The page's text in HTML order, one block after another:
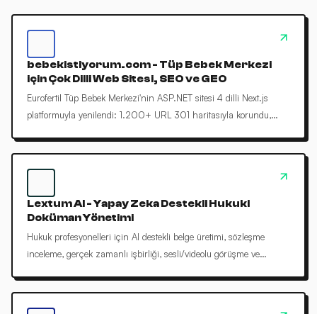
bebekistiyorum.com - Tüp Bebek Merkezi
için Çok Dilli Web Sitesi, SEO ve GEO
Eurofertil Tüp Bebek Merkezi'nin ASP.NET sitesi 4 dilli Next.js
platformuyla yenilendi: 1.200+ URL 301 haritasıyla korundu,
Lextum AI - Yapay Zeka Destekli Hukuki
Doküman Yönetimi
Hukuk profesyonelleri için AI destekli belge üretimi, sözleşme
inceleme, gerçek zamanlı işbirliği, sesli/videolu görüşme ve